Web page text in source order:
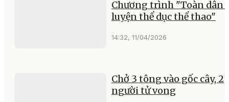
Chương trình "Toàn dân
luyện thể dục thể thao"
14:32, 11/04/2026
Chở 3 tông vào gốc cây, 2
người tử vong